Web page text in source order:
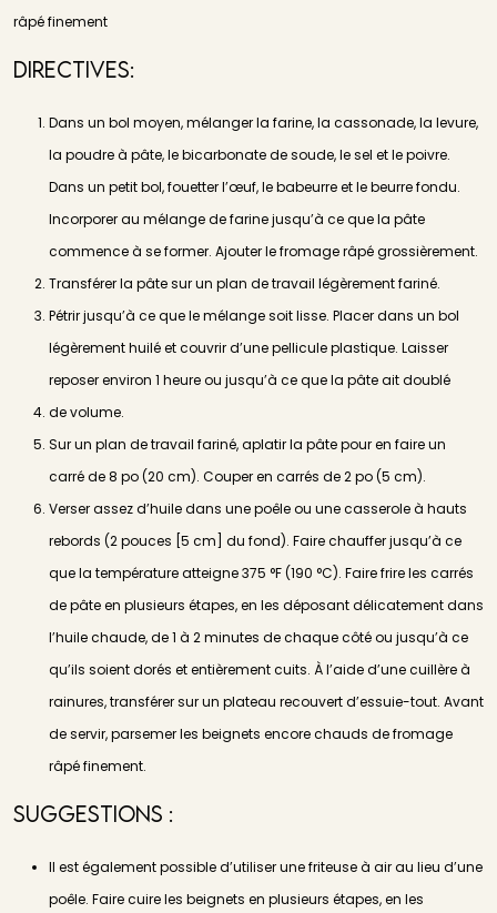
Directives:
Dans un bol moyen, mélanger la farine, la cassonade, la levure,
la poudre à pâte, le bicarbonate de soude, le sel et le poivre.
Dans un petit bol, fouetter l’œuf, le babeurre et le beurre fondu.
Incorporer au mélange de farine jusqu’à ce que la pâte
commence à se former. Ajouter le fromage râpé grossièrement.
Transférer la pâte sur un plan de travail légèrement fariné.
Pétrir jusqu’à ce que le mélange soit lisse. Placer dans un bol
légèrement huilé et couvrir d’une pellicule plastique. Laisser
reposer environ 1 heure ou jusqu’à ce que la pâte ait doublé
de volume.
Sur un plan de travail fariné, aplatir la pâte pour en faire un
carré de 8 po (20 cm). Couper en carrés de 2 po (5 cm).
Verser assez d’huile dans une poêle ou une casserole à hauts
rebords (2 pouces [5 cm] du fond). Faire chauffer jusqu’à ce
que la température atteigne 375 °F (190 °C). Faire frire les carrés
de pâte en plusieurs étapes, en les déposant délicatement dans
l’huile chaude, de 1 à 2 minutes de chaque côté ou jusqu’à ce
qu’ils soient dorés et entièrement cuits. À l’aide d’une cuillère à
rainures, transférer sur un plateau recouvert d’essuie-tout. Avant
de servir, parsemer les beignets encore chauds de fromage
râpé finement.
Suggestions :
Il est également possible d’utiliser une friteuse à air au lieu d’une
poêle. Faire cuire les beignets en plusieurs étapes, en les
râpé finement